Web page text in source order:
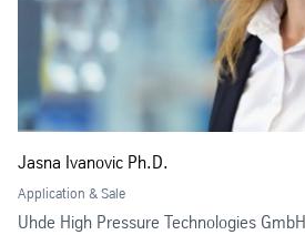
Jasna Ivanovic Ph.D.
Application & Sale
Uhde High Pressure Technologies GmbH